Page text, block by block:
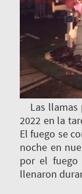
Las llamas
2022 en la
El fuego se
noche en
por el fuego
llenaron